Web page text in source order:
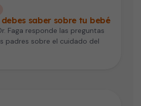
debes saber sobre tu bebé
Faga responde las preguntas
padres sobre el cuidado del